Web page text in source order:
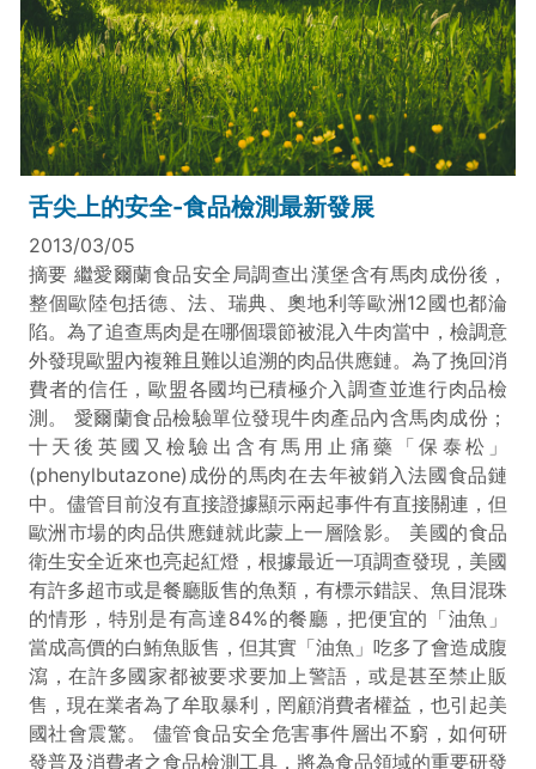
舌尖上的安全-食品檢測最新發展
2013/03/05
摘要 繼愛爾蘭食品安全局調查出漢堡含有馬肉成份後，
整個歐陸包括德、法、瑞典、奧地利等歐洲12國也都淪
陷。為了追查馬肉是在哪個環節被混入牛肉當中，檢調意
外發現歐盟內複雜且難以追溯的肉品供應鏈。為了挽回消
費者的信任，歐盟各國均已積極介入調查並進行肉品檢
測。 愛爾蘭食品檢驗單位發現牛肉產品內含馬肉成份；
十天後英國又檢驗出含有馬用止痛藥「保泰松」
(phenylbutazone)成份的馬肉在去年被銷入法國食品鏈
中。儘管目前沒有直接證據顯示兩起事件有直接關連，但
歐洲市場的肉品供應鏈就此蒙上一層陰影。 美國的食品
衛生安全近來也亮起紅燈，根據最近一項調查發現，美國
有許多超市或是餐廳販售的魚類，有標示錯誤、魚目混珠
的情形，特別是有高達84%的餐廳，把便宜的「油魚」
當成高價的白鮪魚販售，但其實「油魚」吃多了會造成腹
瀉，在許多國家都被要求要加上警語，或是甚至禁止販
售，現在業者為了牟取暴利，罔顧消費者權益，也引起美
國社會震驚。 儘管食品安全危害事件層出不窮，如何研
發普及消費者之食品檢測工具，將為食品領域的重要研發